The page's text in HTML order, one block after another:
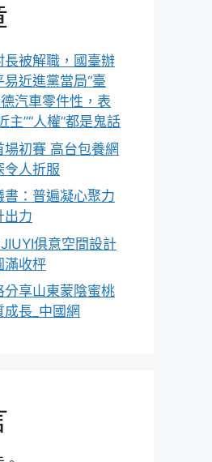
長被解職，國臺辦
近進黨當局“臺
汽車零件性，表
主”“人權”都是鬼話
初賽 高台包養網
令人折服
：普遍凝心聚力
出力
俱意空間設計
滿收枰
分享山東蒙陰蜜桃
長_中國網